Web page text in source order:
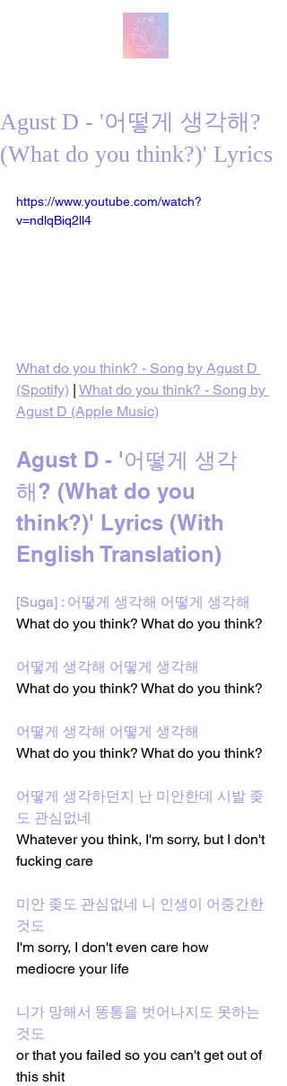
Agust D - '어떻게 생각해?
(What do you think?)' Lyrics
https://www.youtube.com/watch?
v=ndlqBiq2ll4
What do you think? - Song by Agust D
(Spotify) | What do you think? - Song by
Agust D (Apple Music)
Agust D - '어떻게 생각
해? (What do you
think?)' Lyrics (With
English Translation)
[Suga] : 어떻게 생각해 어떻게 생각해
What do you think? What do you think?
어떻게 생각해 어떻게 생각해
What do you think? What do you think?
어떻게 생각해 어떻게 생각해
What do you think? What do you think?
어떻게 생각하던지 난 미안한데 시발 좆
도 관심없네
Whatever you think, I'm sorry, but I don't
fucking care
미안 좆도 관심없네 니 인생이 어중간한
것도
I'm sorry, I don't even care how
mediocre your life
니가 망해서 똥통을 벗어나지도 못하는
것도
or that you failed so you can't get out of
this shit